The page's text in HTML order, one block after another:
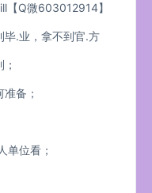
【Q微603012914】
.业，拿不到官.方
备；
人单位看；